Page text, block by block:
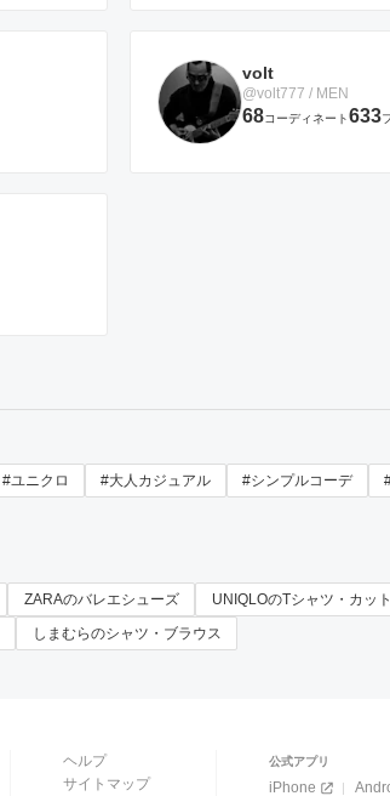
volt
@volt777 / MEN
68コーディネート633
#ユニクロ #大人カジュアル #シンプルコーデ
ZARAのバレエシューズ UNIQLOのTシャツ・カッ
しまむらのシャツ・ブラウス
ヘルプ
サイトマップ
公式アプリ
iPhone